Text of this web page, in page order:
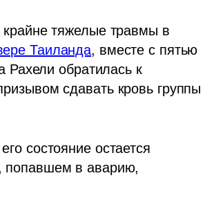
Таиланда, вместе с пятью
Рахели обратилась к
сдавать кровь группы
состояние остается
попавшем в аварию,